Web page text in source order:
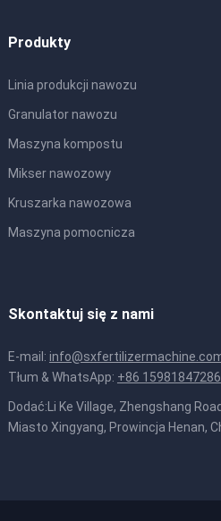
Produkty
Linia produkcji nawozu
Granulator nawozu
Maszyna kompostu
Mikser nawozowy
Kruszarka nawozowa
Maszyna pomocnicza
Skontaktuj się z nami
E-mail:
Tłum & WhatsApp: +86 15981847286
Dodać:Li Ke Village, Zhengshang
Miasto Xingyang, Prowincja Henan,